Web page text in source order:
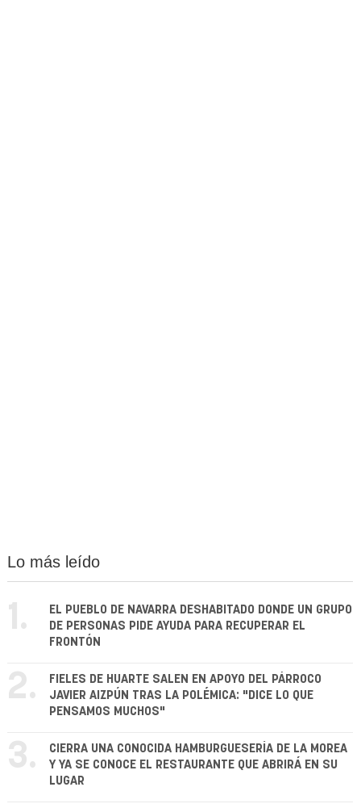
Lo más leído
1.
EL PUEBLO DE NAVARRA DESHABITADO DONDE UN GRUPO
DE PERSONAS PIDE AYUDA PARA RECUPERAR EL
FRONTÓN
2.
FIELES DE HUARTE SALEN EN APOYO DEL PÁRROCO
JAVIER AIZPÚN TRAS LA POLÉMICA: "DICE LO QUE
PENSAMOS MUCHOS"
3.
CIERRA UNA CONOCIDA HAMBURGUESERÍA DE LA MOREA
Y YA SE CONOCE EL RESTAURANTE QUE ABRIRÁ EN SU
LUGAR